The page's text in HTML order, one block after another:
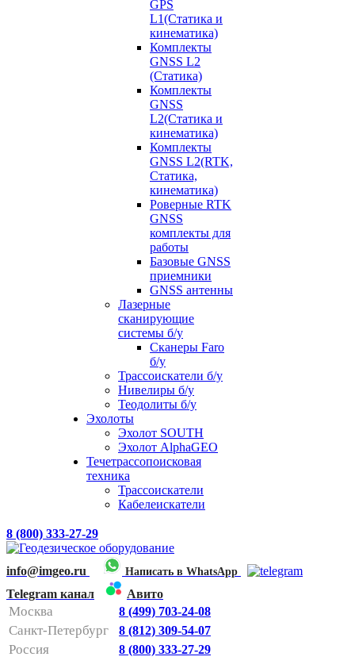
GPS
L1(Статика и
кинематика)
Комплекты
GNSS L2
(Статика)
Комплекты
GNSS
L2(Статика и
кинематика)
Комплекты
GNSS L2(RTK,
Статика,
кинематика)
Роверные RTK
GNSS
комплекты для
работы
Базовые GNSS
приемники
GNSS антенны
Лазерные
сканирующие
системы б/у
Сканеры Faro
б/у
Трассоискатели б/у
Нивелиры б/у
Теодолиты б/у
Эхолоты
Эхолот SOUTH
Эхолот AlphaGEO
Течетрассопоисковая
техника
Трассоискатели
Кабелеискатели
8 (800) 333-27-29
info@imgeo.ru Написать в WhatsApp
Telegram канал Авито
Москва 8 (499) 703-24-08
Санкт-Петербург 8 (812) 309-54-07
Россия 8 (800) 333-27-29